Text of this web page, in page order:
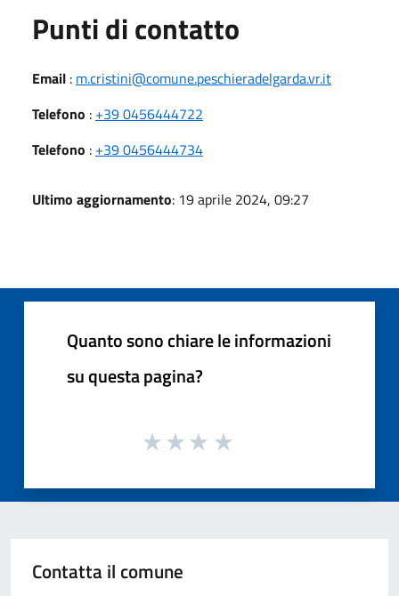
Punti di contatto
Email : m.cristini@comune.peschieradelgarda.vr.it
Telefono : +39 0456444722
Telefono : +39 0456444734
Ultimo aggiornamento: 19 aprile 2024, 09:27
Quanto sono chiare le informazioni
su questa pagina?
Contatta il comune